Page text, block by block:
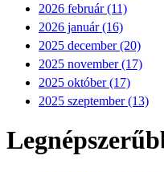
2026 február (11)
2026 január (16)
2025 december (20)
2025 november (17)
2025 október (17)
2025 szeptember (13)